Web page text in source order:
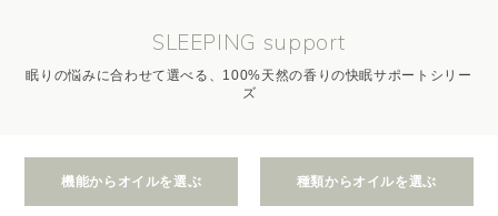
SLEEPING support
眠りの悩みに合わせて選べる、100%天然の香りの快眠サポートシリー
ズ
機能からオイルを選ぶ 種類からオイルを選ぶ